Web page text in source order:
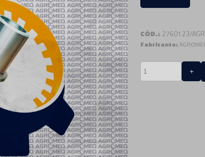
CÓD.: 2760123/AGR
Fabricante: